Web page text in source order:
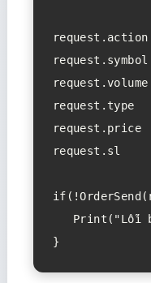
request.action
request.type
request.price
request.sl
Print("Lỗi